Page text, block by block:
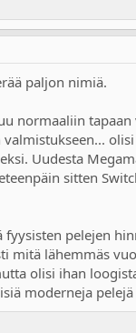
paljon nimiä.
normaaliin
Uudesta
sitten
pelejen
mitä lähemmäs
olisi ihan
moderneja